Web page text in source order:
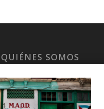
QUIÉNES SOMOS
My Account
Privacy Policy